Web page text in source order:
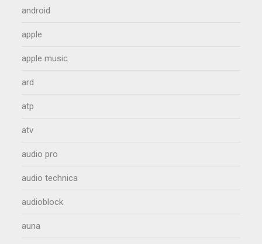
android
apple
apple music
ard
atp
atv
audio pro
audio technica
audioblock
auna